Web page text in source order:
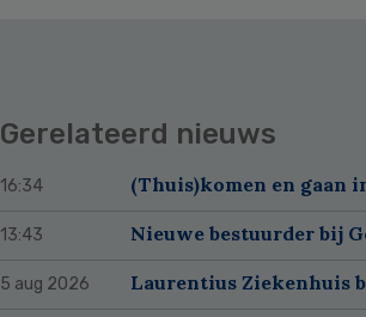
Gerelateerd nieuws
16:34 (Thuis)komen en gaan
13:43 Nieuwe bestuurder bij
5 aug 2026 Laurentius Ziekenhuis